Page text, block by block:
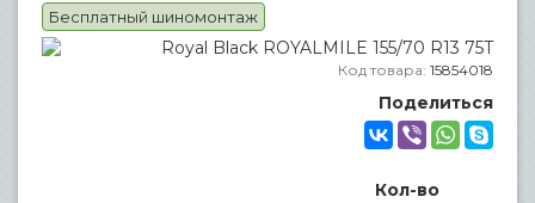
Бесплатный шиномонтаж
Код товара: 15854018
Поделиться
Кол-во